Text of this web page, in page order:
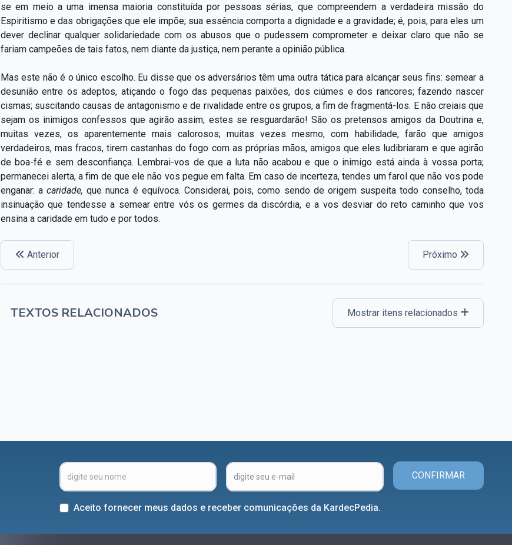
se em meio a uma imensa maioria constituída por pessoas sérias, que compreendem a verdadeira missão do
Espiritismo e das obrigações que ele impõe; sua essência comporta a dignidade e a gravidade; é, pois, para eles um
dever declinar qualquer solidariedade com os abusos que o pudessem comprometer e deixar claro que não se
fariam campeões de tais fatos, nem diante da justiça, nem perante a opinião pública.
Mas este não é o único escolho. Eu disse que os adversários têm uma outra tática para alcançar seus fins: semear a
desunião entre os adeptos, atiçando o fogo das pequenas paixões, dos ciúmes e dos rancores; fazendo nascer
cismas; suscitando causas de antagonismo e de rivalidade entre os grupos, a fim de fragmentá-los. E não creiais que
sejam os inimigos confessos que agirão assim; estes se resguardarão! São os pretensos amigos da Doutrina e,
muitas vezes, os aparentemente mais calorosos; muitas vezes mesmo, com habilidade, farão que amigos
verdadeiros, mas fracos, tirem castanhas do fogo com as próprias mãos, amigos que eles ludibriaram e que agirão
de boa-fé e sem desconfiança. Lembrai-vos de que a luta não acabou e que o inimigo está ainda à vossa porta;
permanecei alerta, a fim de que ele não vos pegue em falta. Em caso de incerteza, tendes um farol que não vos pode
enganar: acaridade,que nunca é equívoca. Considerai, pois, como sendo de origem suspeita todo conselho, toda
insinuação que tendesse a semear entre vós os germes da discórdia, e a vos desviar do reto caminho que vos
ensina a caridade em tudo e por todos.
Anterior Próximo
TEXTOS RELACIONADOS Mostrar itens relacionados
CONFIRMAR
Aceito fornecer meus dados e receber comunicações da KardecPedia.